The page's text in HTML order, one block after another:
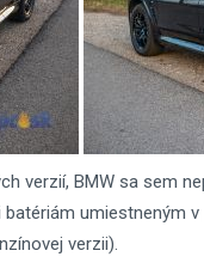
verzií, BMW sa sem
umiestneným
verzii).